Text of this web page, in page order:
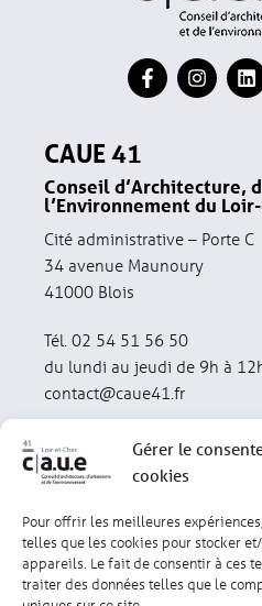
Gérer le
cookies
Pour offrir les meilleures
telles que les cookies pour stocker
appareils. Le fait de consentir à ces
traiter des données telles que le
CAUE 41
Conseil d’Architecture,
l’Environnement du
Cité administrative – Porte C
34 avenue Maunoury
41000 Blois
Tél. 02 54 51 56 50
du lundi au jeudi de 9h à
contact@caue41.fr
Mentions légales
Lexique Réalisation :